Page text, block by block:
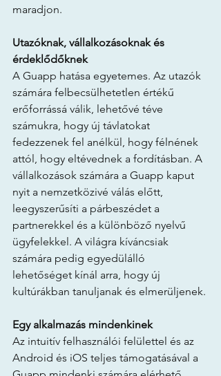
maradjon.
Utazóknak, vállalkozásoknak és
érdeklődőknek
A Guapp hatása egyetemes. Az utazók
számára felbecsülhetetlen értékű
erőforrássá válik, lehetővé téve
számukra, hogy új távlatokat
fedezzenek fel anélkül, hogy félnének
attól, hogy eltévednek a fordításban. A
vállalkozások számára a Guapp kaput
nyit a nemzetközivé válás előtt,
leegyszerűsíti a párbeszédet a
partnerekkel és a különböző nyelvű
ügyfelekkel. A világra kíváncsiak
számára pedig egyedülálló
lehetőséget kínál arra, hogy új
kultúrákban tanuljanak és elmerüljenek.
Egy alkalmazás mindenkinek
Az intuitív felhasználói felülettel és az
Android és iOS teljes támogatásával a